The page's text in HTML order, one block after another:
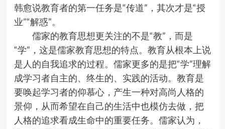
韩愈说教育者的第一任务是“传道”，其次才是“授
业”“解惑”。
儒家的教育思想更关注的不是“教”，而是
“学”，这是儒家教育思想的特点。教育从根本上说
是人的自我追求的过程。儒家更多的是把“学”理解
成学习者自主的、终生的、实践的活动。教育是
要唤起学习者的仰慕心，产生一种对高尚人格的
景仰，从而希望在自己的生活中也模仿去做，把
人格的追求看成生命中的重要任务。儒家认为，